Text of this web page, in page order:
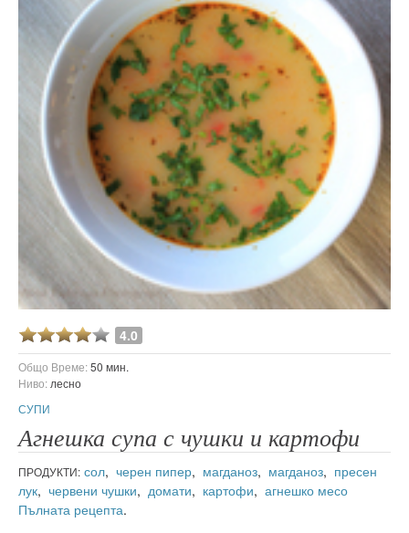
4.0
Общо Време:50 мин.
Ниво: лесно
СУПИ
Агнешка супа с чушки и картофи
ПРОДУКТИ: сол, черен пипер, магданоз, магданоз, пресен
лук, червени чушки, домати, картофи, агнешко месо
Пълната рецепта.